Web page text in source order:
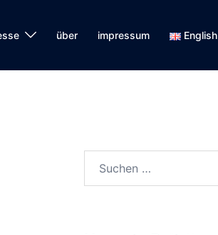
über impressum English